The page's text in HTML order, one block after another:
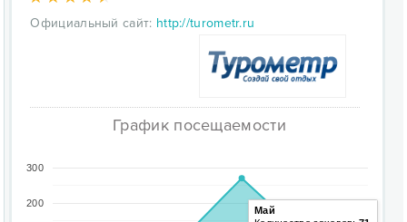
Официальный сайт: http://turometr.ru
График посещаемости
200
300
Май